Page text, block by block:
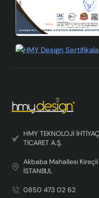
HMY TEKNOLOJİ
TİCARET A.Ş.
Akbaba Mahallesi Kireçli
İSTANBUL
0850 473 02 62